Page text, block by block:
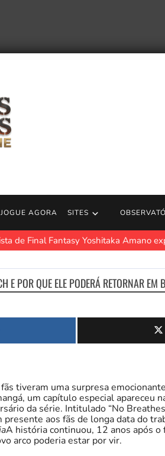
JOGUE AGORA SITES
de Final Fantasy Yoshitaka Amano
E POR QUE ELE PODERÁ RETORNAR EM
tiveram uma surpresa
um capítulo especial apareceu
da série. Intitulado “No
aos fãs de longa data do
A história continuou, 12 anos após o
arco poderia estar por vir.